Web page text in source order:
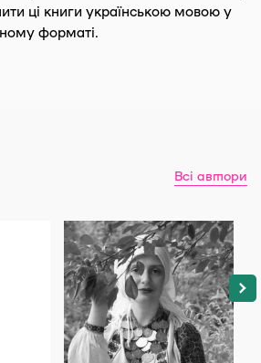
ці книги українською мовою у
форматі.
Всі автори